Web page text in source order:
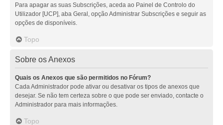
Para apagar as suas Subscrições, aceda ao Painel de Controlo do
Utilizador [UCP], aba Geral, opção Administrar Subscrições e seguir as
opções de disponíveis.
Topo
Sobre os Anexos
Quais os Anexos que são permitidos no Fórum?
Cada Administrador pode ativar ou desativar os tipos de anexos que
desejar. Se não tem certeza sobre o que pode ser enviado, contacte o
Administrador para mais informações.
Topo